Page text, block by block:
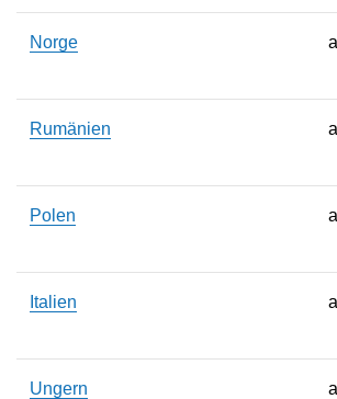
Norge
Rumänien
Polen
Italien
Ungern